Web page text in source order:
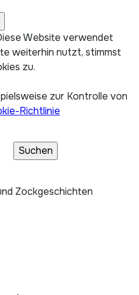
Website verwendet
weiterhin nutzt, stimmst
zu.
zur Kontrolle von
Richtlinie
Zockgeschichten